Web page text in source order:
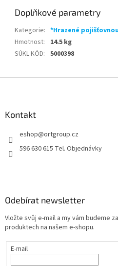
Doplňkové parametry
Kategorie: *Hrazené pojišťovnou
Hmotnost:
14.5 kg
SÚKL KÓD: 5000398
Kontakt
eshop@ortgroup.cz
596 630 615 Tel. Objednávky
Odebírat newsletter
Vložte svůj e-mail a my vám budeme
produktech na našem e-shopu.
E-mail